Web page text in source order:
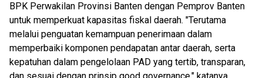
BPK Perwakilan Provinsi Banten dengan Pemprov Banten
untuk memperkuat kapasitas fiskal daerah. "Terutama
melalui penguatan kemampuan penerimaan dalam
memperbaiki komponen pendapatan antar daerah, serta
kepatuhan dalam pengelolaan PAD yang tertib, transparan,